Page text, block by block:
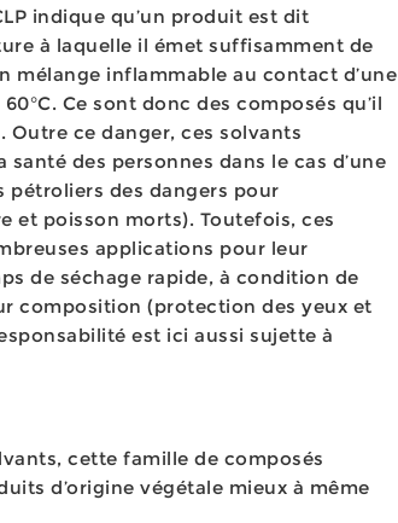
indique qu’un produit est dit
à laquelle il émet suffisamment de
mélange inflammable au contact d’une
Ce sont donc des composés qu’il
Outre ce danger, ces solvants
des personnes dans le cas d’une
des dangers pour
et poisson morts). Toutefois, ces
applications pour leur
de séchage rapide, à condition de
composition (protection des yeux et
est ici aussi sujette à
cette famille de composés
d’origine végétale mieux à même